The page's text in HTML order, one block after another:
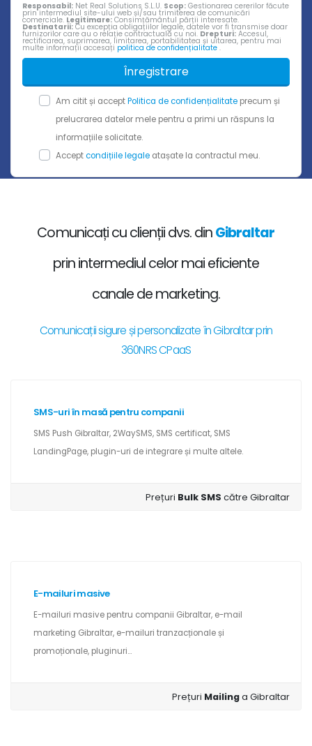
Responsabil: Net Real Solutions S.L.U. Scop: Gestionarea cererilor făcute
prin intermediul site-ului web și/sau trimiterea de comunicări
comerciale. Legitimare: Consimțământul părții interesate.
Destinatarii: Cu excepția obligațiilor legale, datele vor fi transmise doar
furnizorilor care au o relație contractuală cu noi. Drepturi: Accesul,
rectificarea, suprimarea, limitarea, portabilitatea și uitarea, pentru mai
multe informații accesați politica de confidențialitate .
Înregistrare
Am citit și acceptPolitica de confidențialitate precum și
prelucrarea datelor mele pentru a primi un răspuns la
informațiile solicitate.
Acceptcondițiile legale atașate la contractul meu.
Comunicați cu clienții dvs. dinGibraltar
prin intermediul celor mai eficiente
canale de marketing.
Comunicații sigure și personalizate în Gibraltar prin
360NRS CPaaS
SMS-uri în masă pentru companii
SMS Push Gibraltar, 2WaySMS, SMS certificat, SMS
LandingPage, plugin-uri de integrare și multe altele.
Prețuri Bulk SMScătre Gibraltar
E-mailuri masive
E-mailuri masive pentru companii Gibraltar, e-mail
marketing Gibraltar, e-mailuri tranzacționale și
promoționale, pluginuri...
Prețuri Mailinga Gibraltar